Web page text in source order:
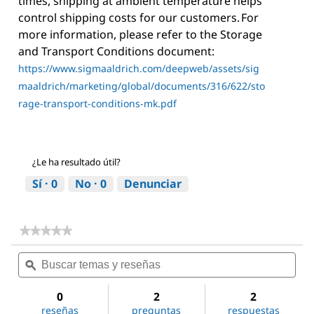
control shipping costs for our customers. For
more information, please refer to the Storage
and Transport Conditions document:
https://www.sigmaaldrich.com/deepweb/assets/sig
maaldrich/marketing/global/documents/316/622/sto
rage-transport-conditions-mk.pdf
¿Le ha resultado útil?
Sí · 0 No · 0 Denunciar
★★★★★
★★★★★
hay
valoraciones
de
glycol
350
Buscar
temas
y
ϙ
0
reseñas
2
preguntas
2
respuestas